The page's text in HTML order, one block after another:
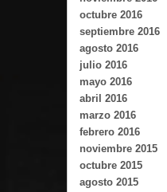
octubre 2016
septiembre 2016
agosto 2016
julio 2016
mayo 2016
abril 2016
marzo 2016
febrero 2016
noviembre 2015
octubre 2015
agosto 2015